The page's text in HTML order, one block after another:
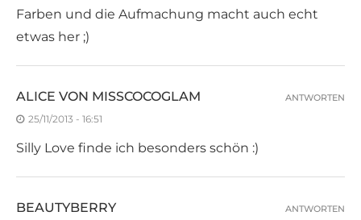
Farben und die Aufmachung macht auch echt
etwas her ;)
ALICE VON MISSCOCOGLAM
25/11/2013 - 16:51
Silly Love finde ich besonders schön :)
ANTWORTEN
BEAUTYBERRY ANTWORTEN